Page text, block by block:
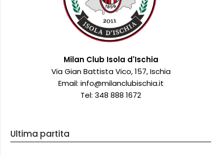
Milan Club Isola d'Ischia
Via Gian Battista Vico, 157, Ischia
Email: info@milanclubischia.it
Tel: 348 888 1672
Ultima partita